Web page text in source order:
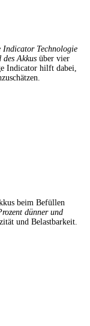
Indicator Technologie
des Akkus über vier
Indicator hilft dabei,
beim Befüllen
dünner und
und Belastbarkeit.